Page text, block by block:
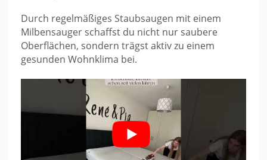
Durch regelmäßiges Staubsaugen mit einem
Milbensauger schaffst du nicht nur saubere
Oberflächen, sondern trägst aktiv zu einem
gesunden Wohnklima bei.